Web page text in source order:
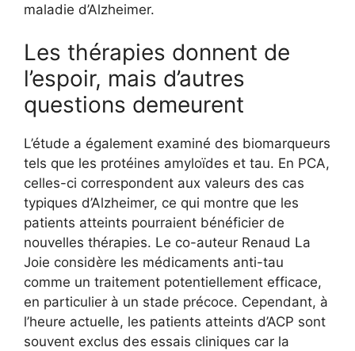
maladie d’Alzheimer.
Les thérapies donnent de
l’espoir, mais d’autres
questions demeurent
L’étude a également examiné des biomarqueurs
tels que les protéines amyloïdes et tau. En PCA,
celles-ci correspondent aux valeurs des cas
typiques d’Alzheimer, ce qui montre que les
patients atteints pourraient bénéficier de
nouvelles thérapies. Le co-auteur Renaud La
Joie considère les médicaments anti-tau
comme un traitement potentiellement efficace,
en particulier à un stade précoce. Cependant, à
l’heure actuelle, les patients atteints d’ACP sont
souvent exclus des essais cliniques car la